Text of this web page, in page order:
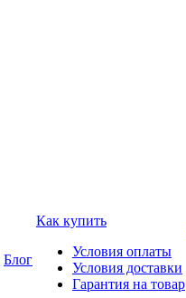
Блог
Как купить
Условия оплаты
Условия доставки
Гарантия на товар